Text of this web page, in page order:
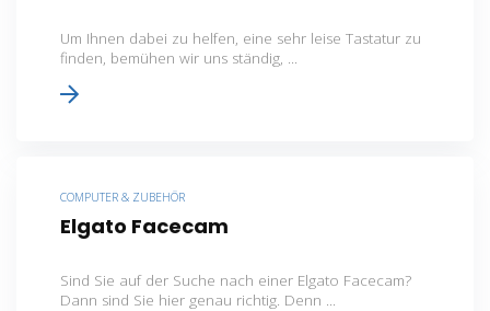
Um Ihnen dabei zu helfen, eine sehr leise Tastatur zu
finden, bemühen wir uns ständig, ...
COMPUTER & ZUBEHÖR
Elgato Facecam
Sind Sie auf der Suche nach einer Elgato Facecam?
Dann sind Sie hier genau richtig. Denn ...